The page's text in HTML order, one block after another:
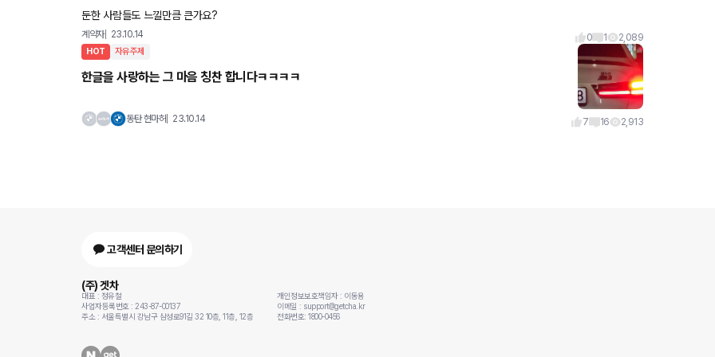
둔한 사람들도 느낄만큼 큰가요?
계약자 23.10.14 0 1 2,089
HOT 자유주제
한글을 사랑하는 그 마음 칭찬 합니다ㅋㅋㅋㅋ
동탄 현마허 23.10.14 7 16 2,913
고객센터 문의하기
(주) 겟차
대표 : 정유철
사업자등록번호 : 243-87-00137
주소 : 서울특별시 강남구 삼성로91길 32 10층, 11층, 12층
개인정보보호책임자 : 이동용
이메일 : support@getcha.kr
전화번호: 1800-0456